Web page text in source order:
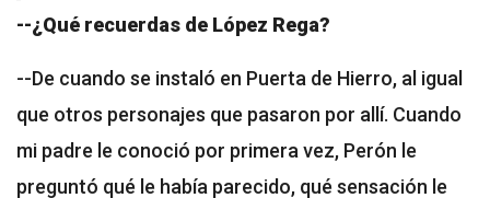
--¿Qué recuerdas de López Rega?
--De cuando se instaló en Puerta de Hierro, al igual
que otros personajes que pasaron por allí. Cuando
mi padre le conoció por primera vez, Perón le
preguntó qué le había parecido, qué sensación le